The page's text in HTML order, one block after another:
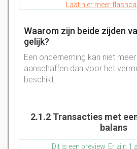
Laat hier meer
Waarom zijn beide zijden
gelijk?
Een onderneming kan niet
aanschaffen dan voor het
beschikt.
2.1.2 Transacties met
balans
Dit is een preview. Er zijn